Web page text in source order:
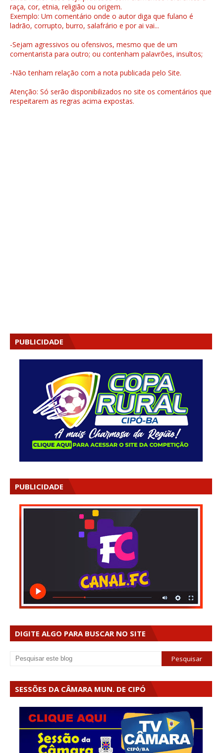
raça, cor, etnia, religião ou origem.
Exemplo: Um comentário onde o autor diga que fulano é
ladrão, corrupto, burro, salafrário e por ai vai...
-Sejam agressivos ou ofensivos, mesmo que de um
comentarista para outro; ou contenham palavrões, insultos;
-Não tenham relação com a nota publicada pelo Site.
Atenção: Só serão disponibilizados no site os comentários que
respeitarem as regras acima expostas.
PUBLICIDADE
PUBLICIDADE
DIGITE ALGO PARA BUSCAR NO SITE
SESSÕES DA CÂMARA MUN. DE CIPÓ